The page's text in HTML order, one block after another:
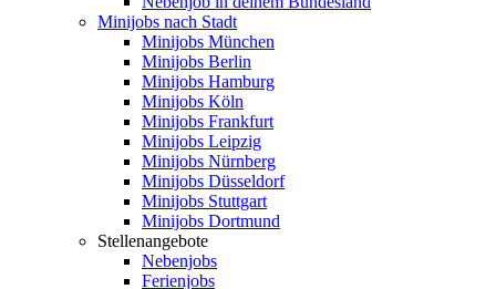
Minijobs nach Stadt
Minijobs München
Minijobs Berlin
Minijobs Hamburg
Minijobs Köln
Minijobs Frankfurt
Minijobs Leipzig
Minijobs Nürnberg
Minijobs Düsseldorf
Minijobs Stuttgart
Minijobs Dortmund
Stellenangebote
Nebenjobs
Ferienjobs